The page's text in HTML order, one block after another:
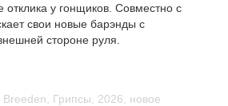
отклика у гонщиков. Совместно с
свои новые барэнды с
стороне руля.
Breeden Грипсы 2026
новое